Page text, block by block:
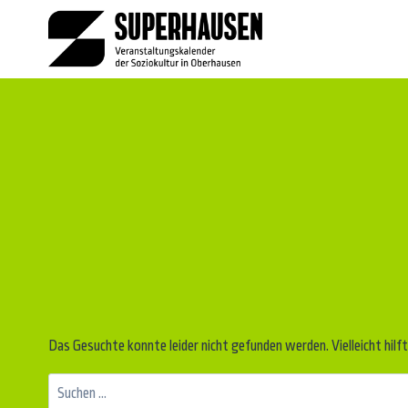
Das Gesuchte konnte leider nicht gefunden werden. Vielleicht
Suchen